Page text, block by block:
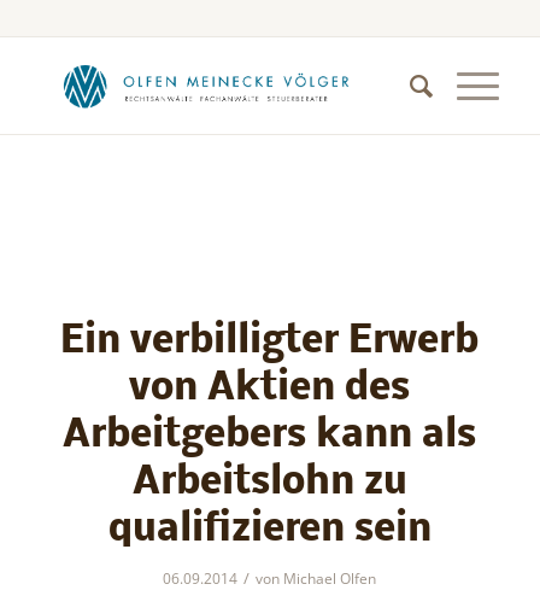
Ein verbilligter Erwerb
von Aktien des
Arbeitgebers kann als
Arbeitslohn zu
qualifizieren sein
06.09.2014 / von Michael Olfen